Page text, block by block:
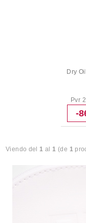
Dry
Pvr
-
Viendo del1 al1 (de 1